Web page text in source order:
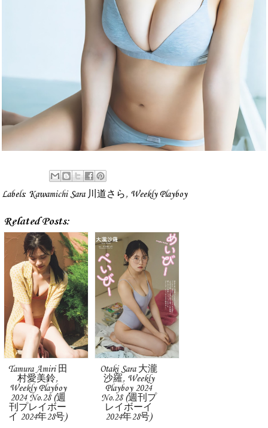
Labels: Kawamichi Sara 川道さら, Weekly Playboy
Related Posts:
Tamura Amiri 田
村愛美鈴,
Weekly Playboy
2024 No.28 (週
刊プレイボー
イ 2024年28号)
Otaki Sara 大瀧
沙羅, Weekly
Playboy 2024
No.28 (週刊プ
レイボーイ
2024年28号)